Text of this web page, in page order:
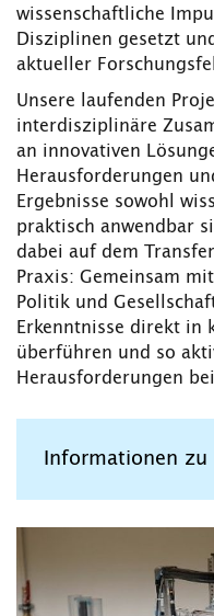
wissenschaftliche
Disziplinen gesetzt
aktueller
Unsere laufenden
interdisziplinäre
an innovativen
Herausforderungen
Ergebnisse sowohl
praktisch anwendbar
dabei auf dem
Praxis: Gemeinsam
Politik und
Erkenntnisse direkt in
überführen und so
Herausforderungen
Informationen